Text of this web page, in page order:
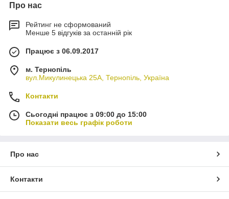
Про нас
Рейтинг не сформований
Менше 5 відгуків за останній рік
Працює з 06.09.2017
м. Тернопіль
вул.Микулинецька 25А, Тернопіль, Україна
Контакти
Сьогодні працює з 09:00 до 15:00
Показати весь графік роботи
Про нас
Контакти